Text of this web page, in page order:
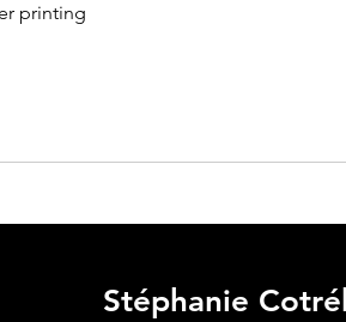
printing
Stéphanie